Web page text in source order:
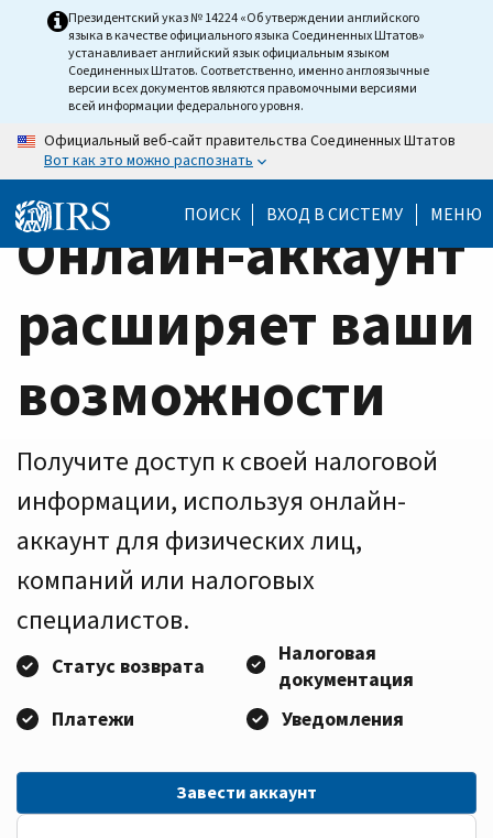
HomeПрезидентский указ № 14224 «Об утверждении английского
языка в качестве официального языка Соединенных Штатов»
устанавливает английский язык официальным языком
Соединенных Штатов. Соответственно, именно англоязычные
версии всех документов являются правомочными версиями
всей информации федерального уровня.
Официальный веб-сайт правительства Соединенных Штатов
Вот как это можно распознать
ПОИСК ВХОД В СИСТЕМУ МЕНЮ
Онлайн-аккаунт
расширяет ваши
возможности
Получите доступ к своей налоговой
информации, используя онлайн-
аккаунт для физических лиц,
компаний или налоговых
специалистов.
Статус возврата
Налоговая
документация
Платежи
Уведомления
Завести аккаунт